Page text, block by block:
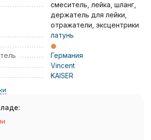
смеситель, лейка, шланг,
держатель для лейки,
отражатели, эксцентрики
латунь
Германия
Vincent
KAISER